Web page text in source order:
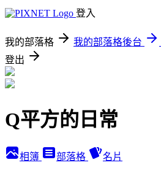
登入
我的部落格 我的部落格後台
登出
Q平方的日常
相簿 部落格 名片